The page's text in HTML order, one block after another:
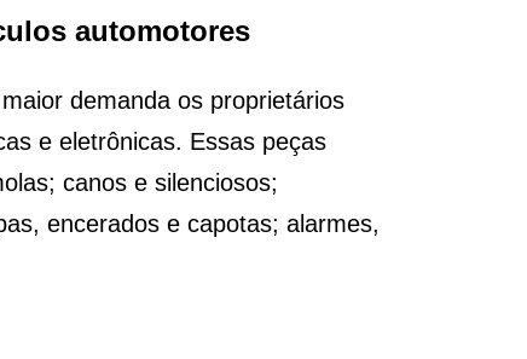
automotores
demanda os proprietários
e eletrônicas. Essas peças
canos e silenciosos;
encerados e capotas; alarmes,